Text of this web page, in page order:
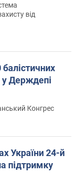
від
у Держдепі
Конгрес
України 24-й
підтримку